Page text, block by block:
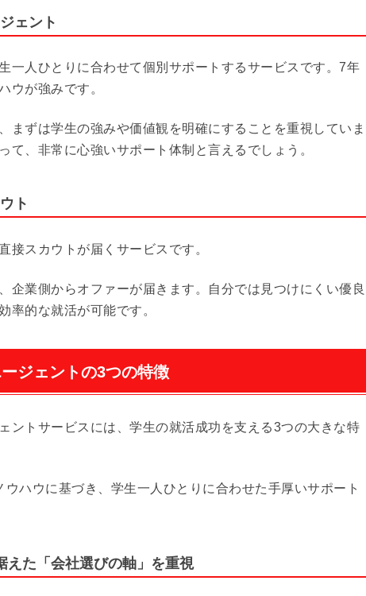
ェント
一人ひとりに合わせて個別サポートするサービスです。7年
ウが強みです。
まずは学生の強みや価値観を明確にすることを重視していま
て、非常に心強いサポート体制と言えるでしょう。
ト
接スカウトが届くサービスです。
企業側からオファーが届きます。自分では見つけにくい優良
率的な就活が可能です。
ジェントの3つの特徴
ントサービスには、学生の就活成功を支える3つの大きな特
ハウに基づき、学生一人ひとりに合わせた手厚いサポート
えた「会社選びの軸」を重視